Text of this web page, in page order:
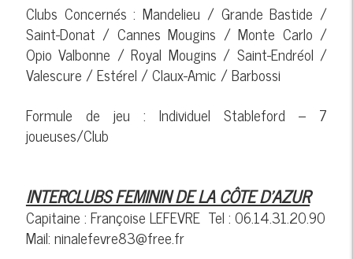
Clubs Concernés : Mandelieu / Grande Bastide /
Saint-Donat / Cannes Mougins / Monte Carlo /
Opio Valbonne / Royal Mougins / Saint-Endréol /
Valescure / Estérel / Claux-Amic / Barbossi
Formule de jeu : Individuel Stableford – 7
joueuses/Club
INTERCLUBS FEMININ DE LA CÔTE D’AZUR
Capitaine : Françoise LEFEVRE Tel : 06.14.31.20.90
Mail: ninalefevre83@free.fr